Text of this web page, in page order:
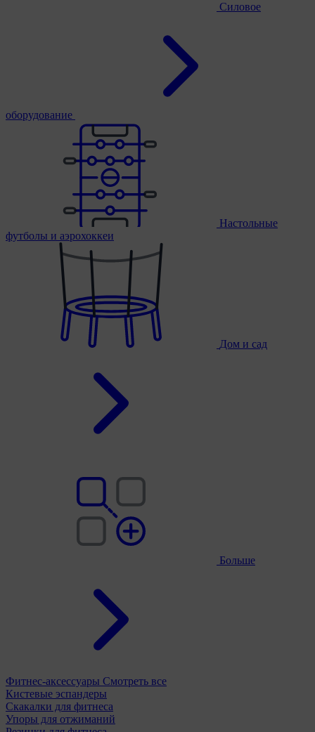
Силовое
оборудование
Настольные
футболы и аэрохоккеи
Дом и сад
Больше
Фитнес-аксессуары Смотреть все
Кистевые эспандеры
Скакалки для фитнеса
Упоры для отжиманий